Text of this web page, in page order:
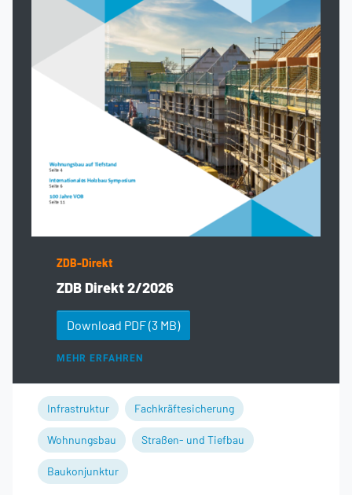
ZDB-Direkt
ZDB Direkt 2/2026
Download PDF(3 MB)
MEHR ERFAHREN
Infrastruktur Fachkräftesicherung
Wohnungsbau Straßen- und Tiefbau
Baukonjunktur